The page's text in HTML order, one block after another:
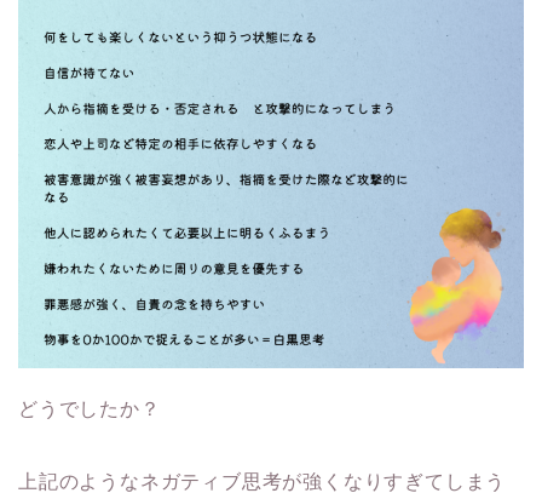
どうでしたか？
上記のようなネガティブ思考が強くなりすぎてしまう